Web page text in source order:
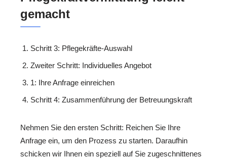
gemacht
Schritt 3: Pflegekräfte-Auswahl
Zweiter Schritt: Individuelles Angebot
1: Ihre Anfrage einreichen
Schritt 4: Zusammenführung der Betreuungskraft
Nehmen Sie den ersten Schritt: Reichen Sie Ihre
Anfrage ein, um den Prozess zu starten. Daraufhin
schicken wir Ihnen ein speziell auf Sie zugeschnittenes